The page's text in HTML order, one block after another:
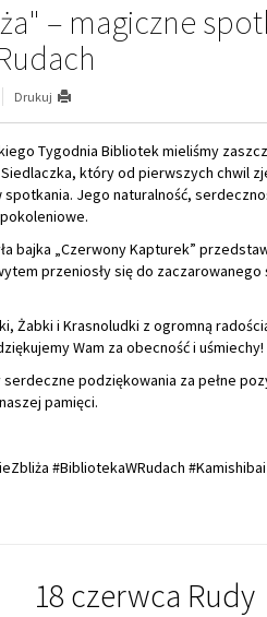
– magiczne
Drukuj
Tygodnia Bibliotek mieliśmy
który od pierwszych chwil
Jego naturalność,
bajka „Czerwony Kapturek”
przeniosły się do zaczarowanego
Żabki i Krasnoludki z ogromną
Wam za obecność i uśmiechy!
serdeczne podziękowania za pełne
pamięci.
#BibliotekaWRudach
18 czerwca Rudy